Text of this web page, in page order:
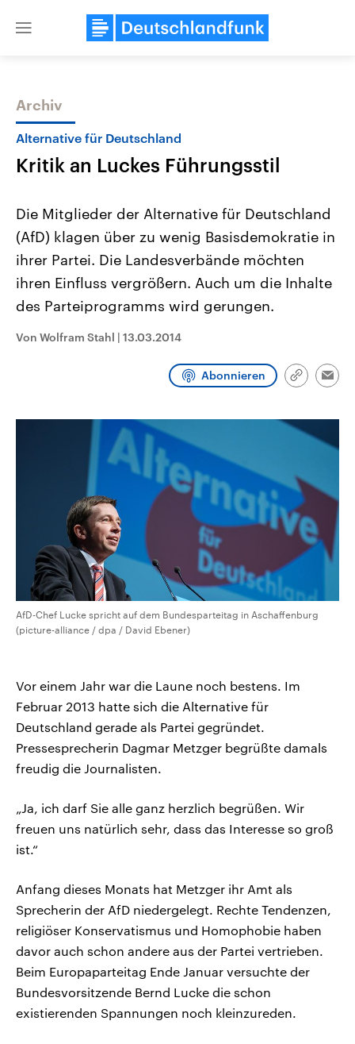
Close
Themen
Landtagswahl Sachsen-Anhalt
2026
Alle Informationen
Sachsen-Anhalt wählt am 6.
Landtag. Seit 2021 wird das
Wahlprogramme, aktuelle Berichte
und Kandidaten der anstehenden
USA
Aktuelle Beiträge,
Hintergründe
Wirtschaftlich und
aktuelle Weltgeschehen.
Archiv
Alternative für Deutschland
Kritik an Luckes Führungsstil
Die Mitglieder der Alternative für Deutschland
(AfD) klagen über zu wenig Basisdemokratie in
ihrer Partei. Die Landesverbände möchten
ihren Einfluss vergrößern. Auch um die Inhalte
des Parteiprogramms wird gerungen.
Von Wolfram Stahl | 13.03.2014
Abonnieren
Link
AfD-Chef Lucke spricht auf dem Bundesparteitag in Aschaffenburg
(picture-alliance / dpa / David Ebener)
Vor einem Jahr war die Laune noch bestens. Im
Februar 2013 hatte sich die Alternative für
Deutschland gerade als Partei gegründet.
Pressesprecherin Dagmar Metzger begrüßte damals
freudig die Journalisten.
„Ja, ich darf Sie alle ganz herzlich begrüßen. Wir
freuen uns natürlich sehr, dass das Interesse so groß
ist.“
Anfang dieses Monats hat Metzger ihr Amt als
Sprecherin der AfD niedergelegt. Rechte Tendenzen,
religiöser Konservatismus und Homophobie haben
davor auch schon andere aus der Partei vertrieben.
Beim Europaparteitag Ende Januar versuchte der
Bundesvorsitzende Bernd Lucke die schon
existierenden Spannungen noch kleinzureden.